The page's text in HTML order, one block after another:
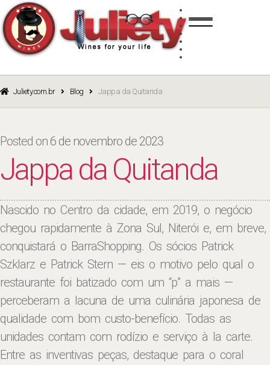
navigation
content
BRANCO
ROSÉ
Juliety.com.br Blog Jappa da Quitanda
Posted on 6 de novembro de 2023
Jappa da Quitanda
Nascido no Centro da cidade, em 2019, o negócio
chegou rapidamente à Zona Sul, Niterói e, em breve,
conquistará o BarraShopping. Os sócios Patrick
Szklarz e Patrick Stern — eis o motivo pelo qual o
restaurante foi batizado com um “p” a mais —
perceberam a lacuna de uma culinária japonesa de
qualidade com bom custo-benefício. Todas as
unidades contam com rodízio e serviço à la carte.
Entre as inventivas peças, destaque para o coral